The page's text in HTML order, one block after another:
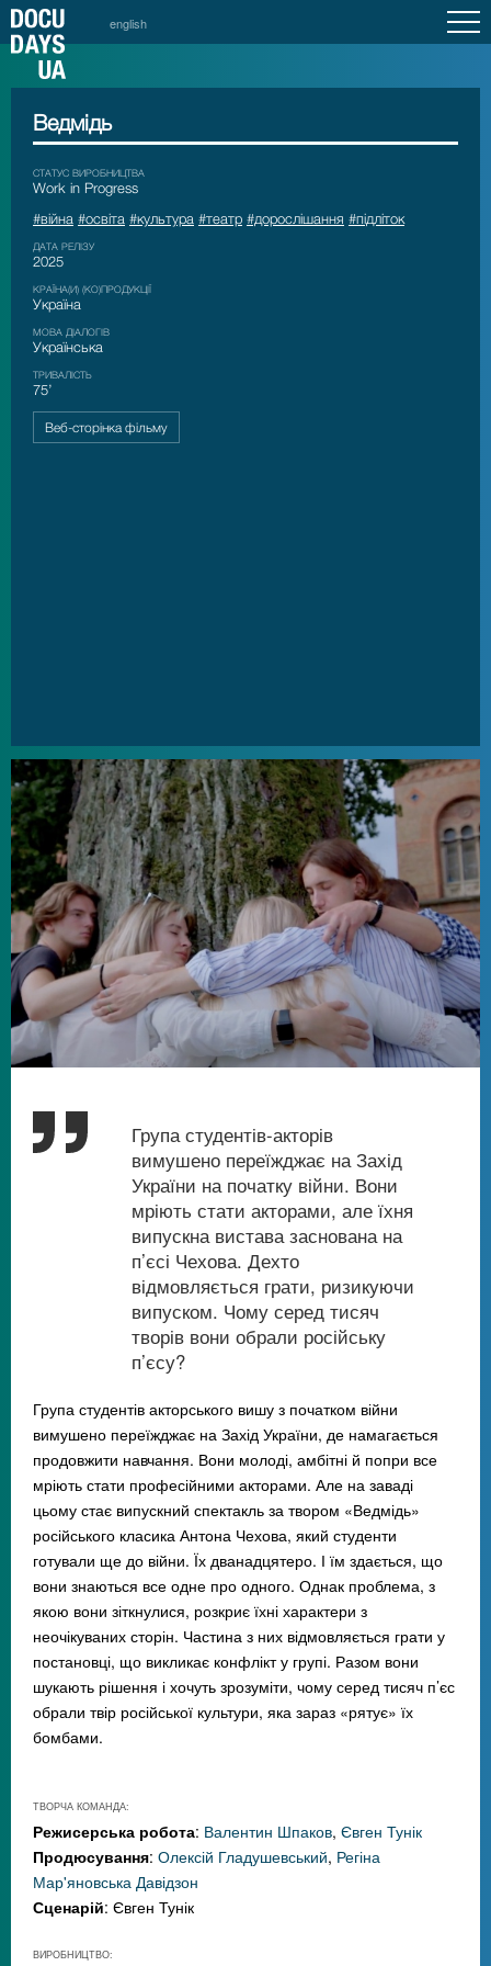
english
Ведмідь
СТАТУС ВИРОБНИЦТВА
Work in Progress
#війна #освіта #культура #театр #дорослішання #підліток
ДАТА РЕЛІЗУ
2025
КРАЇНА(И) (КО)ПРОДУКЦІЇ
Україна
МОВА ДІАЛОГІВ
Українська
ТРИВАЛІСТЬ
75’
Веб-сторінка фільму
Група студентів-акторів
вимушено переїжджає на Захід
України на початку війни. Вони
мріють стати акторами, але їхня
випускна вистава заснована на
п’єсі Чехова. Дехто
відмовляється грати, ризикуючи
випуском. Чому серед тисяч
творів вони обрали російську
п’єсу?
Група студентів акторського вишу з початком війни
вимушено переїжджає на Захід України, де намагається
продовжити навчання. Вони молоді, амбітні й попри все
мріють стати професійними акторами. Але на заваді
цьому стає випускний спектакль за твором «Ведмідь»
російського класика Антона Чехова, який студенти
готували ще до війни. Їх дванадцятеро. І їм здається, що
вони знаються все одне про одного. Однак проблема, з
якою вони зіткнулися, розкриє їхні характери з
неочікуваних сторін. Частина з них відмовляється грати у
постановці, що викликає конфлікт у групі. Разом вони
шукають рішення і хочуть зрозуміти, чому серед тисяч п’єс
обрали твір російської культури, яка зараз «рятує» їх
бомбами.
ТВОРЧА КОМАНДА:
Режисерська робота: Валентин Шпаков, Євген Тунік
Продюсування: Олексій Гладушевський, Регіна
Мар'яновська Давідзон
Сценарій: Євген Тунік
ВИРОБНИЦТВО: